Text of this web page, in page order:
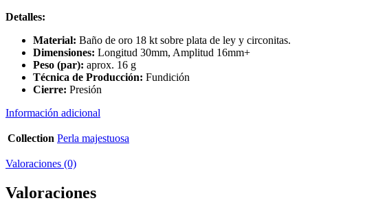
Detalles:
Material: Baño de oro 18 kt sobre plata de ley y circonitas.
Dimensiones: Longitud 30mm, Amplitud 16mm+
Peso (par): aprox. 16 g
Técnica de Producción: Fundición
Cierre: Presión
Información adicional
Collection Perla majestuosa
Valoraciones (0)
Valoraciones